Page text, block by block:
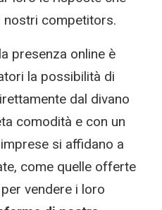
nostri competitors.
presenza online è
la possibilità di
dal divano
comodità e con un
si affidano a
come quelle offerte
vendere i loro